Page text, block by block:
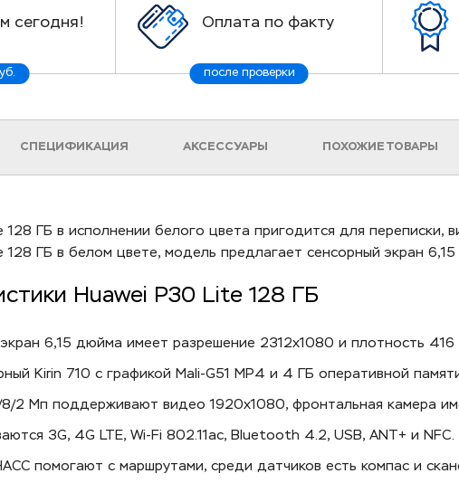
сегодня! Оплата по факту
после проверки
СПЕЦИФИКАЦИЯ АКСЕССУАРЫ ПОХОЖИЕ ТОВАРЫ
128 ГБ в исполнении белого цвета пригодится для переписки,
128 ГБ в белом цвете, модель предлагает сенсорный экран
Huawei P30 Lite 128 ГБ
6,15 дюйма имеет разрешение 2312x1080 и плотность 416
Kirin 710 с графикой Mali-G51 MP4 и 4 ГБ оперативной
2 Мп поддерживают видео 1920x1080, фронтальная камера
3G, 4G LTE, Wi-Fi 802.11ac, Bluetooth 4.2, USB, ANT+ и NFC.
помогают с маршрутами, среди датчиков есть компас и